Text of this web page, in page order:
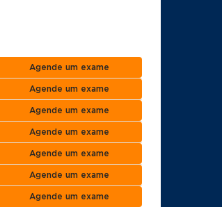
Agende um exame
Agende um exame
Agende um exame
Agende um exame
Agende um exame
Agende um exame
Agende um exame